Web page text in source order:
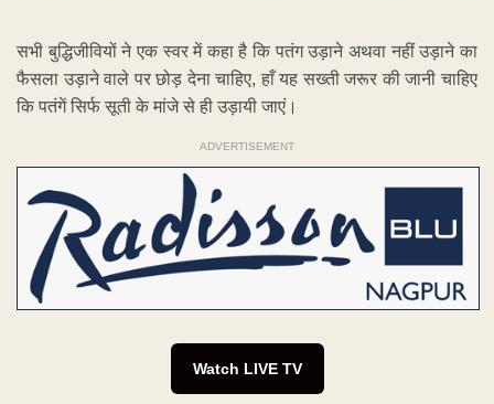
सभी बुद्धिजीवियों ने एक स्वर में कहा है कि पतंग उड़ाने अथवा नहीं उड़ाने का
फैसला उड़ाने वाले पर छोड़ देना चाहिए, हाँ यह सख्ती जरूर की जानी चाहिए
कि पतंगें सिर्फ सूती के मांजे से ही उड़ायी जाएं।
ADVERTISEMENT
Watch LIVE TV